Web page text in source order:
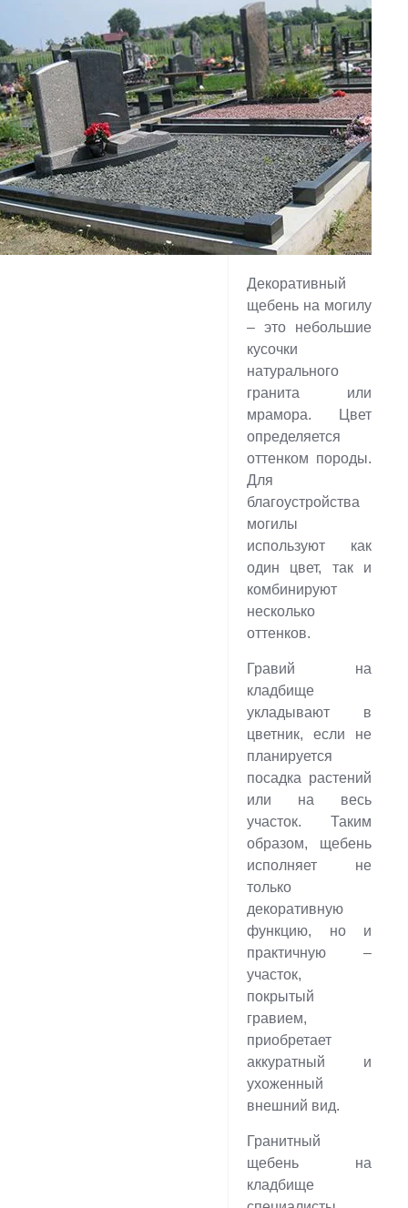
Декоративный
щебень на могилу
– это небольшие
кусочки
натурального
гранита или
мрамора. Цвет
определяется
оттенком породы.
Для
благоустройства
могилы
используют как
один цвет, так и
комбинируют
несколько
оттенков.
Гравий на
кладбище
укладывают в
цветник, если не
планируется
посадка растений
или на весь
участок. Таким
образом, щебень
исполняет не
только
декоративную
функцию, но и
практичную –
участок,
покрытый
гравием,
приобретает
аккуратный и
ухоженный
внешний вид.
Гранитный
щебень на
кладбище